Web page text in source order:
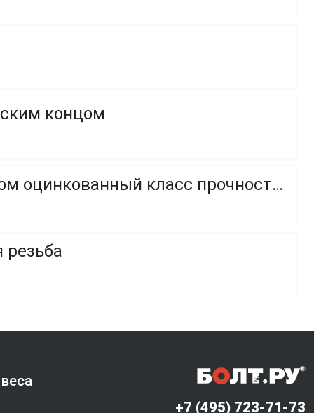
концом
Винт с полукруглой головкой и внутренним шестигранником оцинкованный класс прочности 8.8 и 10.9
резьба
+7 (495) 723-71-73